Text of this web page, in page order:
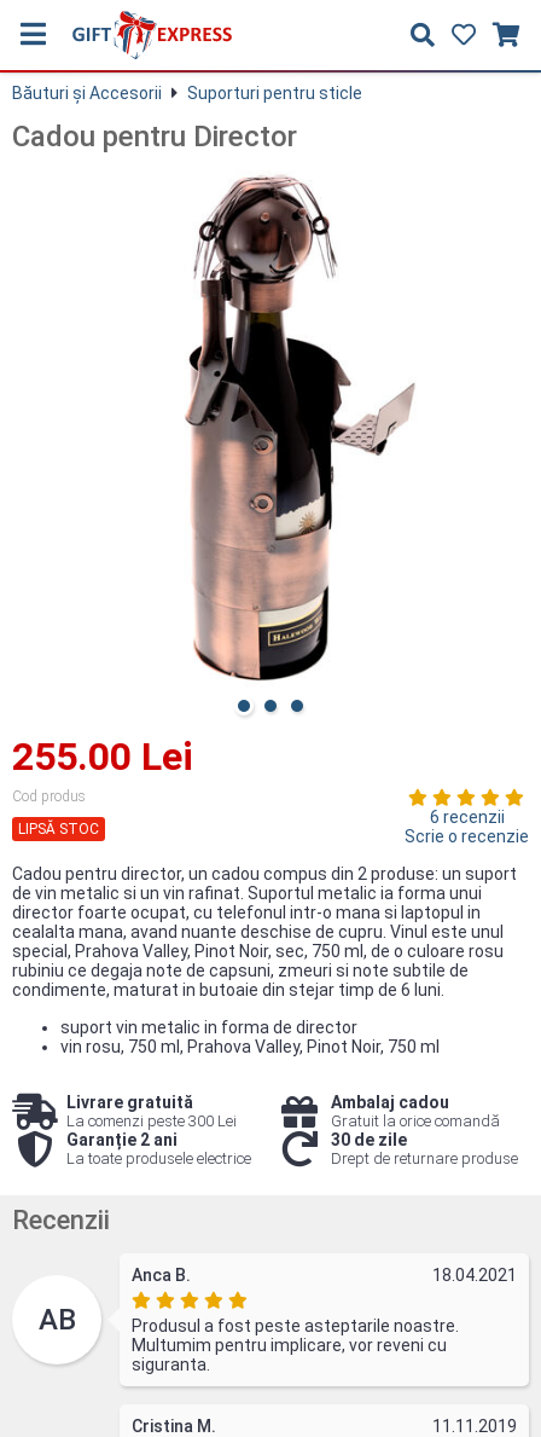
Băuturi și Accesorii Suporturi pentru sticle
Cadou pentru Director
255.00 Lei
Cod produs
LIPSĂ STOC
6 recenzii
Scrie o recenzie
Cadou pentru director, un cadou compus din 2 produse: un suport
de vin metalic si un vin rafinat. Suportul metalic ia forma unui
director foarte ocupat, cu telefonul intr-o mana si laptopul in
cealalta mana, avand nuante deschise de cupru. Vinul este unul
special, Prahova Valley, Pinot Noir, sec, 750 ml, de o culoare rosu
rubiniu ce degaja note de capsuni, zmeuri si note subtile de
condimente, maturat in butoaie din stejar timp de 6 luni.
suport vin metalic in forma de director
vin rosu, 750 ml, Prahova Valley, Pinot Noir, 750 ml
Livrare gratuită
La comenzi peste 300 Lei
Ambalaj cadou
Gratuit la orice comandă
Garanție 2 ani
La toate produsele electrice
30 de zile
Drept de returnare produse
Recenzii
AB
Anca B. 18.04.2021
Produsul a fost peste asteptarile noastre.
Multumim pentru implicare, vor reveni cu
siguranta.
Cristina M. 11.11.2019